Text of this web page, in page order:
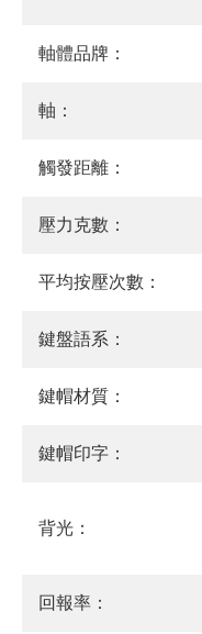
軸體品牌：
軸：
觸發距離：
壓力克數：
平均按壓次數：
鍵盤語系：
鍵帽材質：
鍵帽印字：
背光：
回報率：